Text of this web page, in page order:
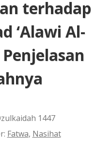
terhadap
‘Alawi Al-
1447
Fatwa, Nasihat